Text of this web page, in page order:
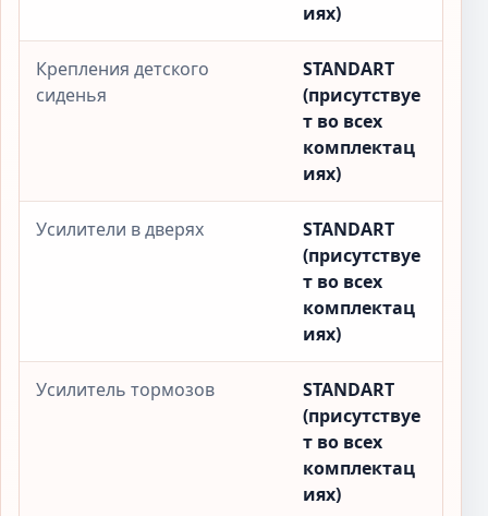
иях)
Крепления детского
сиденья
STANDART
(присутствуе
т во всех
комплектац
иях)
Усилители в дверях
STANDART
(присутствуе
т во всех
комплектац
иях)
Усилитель тормозов
STANDART
(присутствуе
т во всех
комплектац
иях)